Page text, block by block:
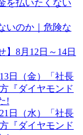
を払いたくない
いのか｜危険な
】8月12日～14日
日（金）「社長
『ダイヤモンド
!
日（水）「社長
『ダイヤモンド